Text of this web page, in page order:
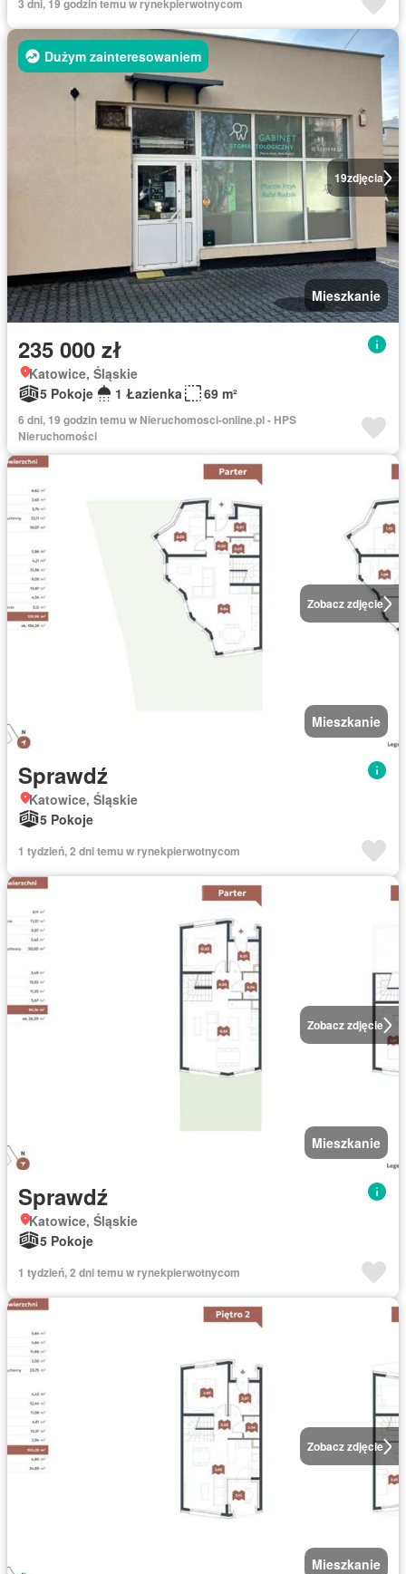
3 dni, 19 godzin temu w rynekpierwotnycom
19zdjęcia
Dużym zainteresowaniem
Mieszkanie
235 000 zł
Katowice, Śląskie
5 Pokoje
1 Łazienka 69 m²
6 dni, 19 godzin temu w Nieruchomosci-online.pl - HPS
Nieruchomości
Zobacz zdjęcie
Mieszkanie
Sprawdź
Katowice, Śląskie
5 Pokoje
1 tydzień, 2 dni temu w rynekpierwotnycom
Zobacz zdjęcie
Mieszkanie
Sprawdź
Katowice, Śląskie
5 Pokoje
1 tydzień, 2 dni temu w rynekpierwotnycom
Zobacz zdjęcie
Mieszkanie